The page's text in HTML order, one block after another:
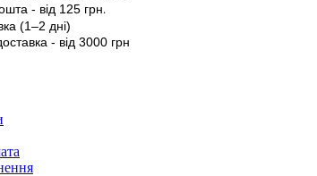
- від 125 грн.
(1–2 дні)
- від 3000 грн